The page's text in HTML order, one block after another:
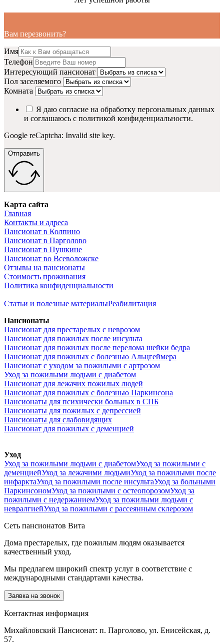
Вам перезвонить?
Имя
Телефон
Интересующий пансионат
Пол заселяемого
Комната
Я даю согласие на обработку персональных данных
и соглашаюсь с политикой конфиденциальности.
Google reCaptcha: Invalid site key.
Отправить
Карта сайта
Главная
Контакты и адреса
Пансионат в Колпино
Пансионат в Парголово
Пансионат в Пушкине
Пансионат во Всеволожске
Отзывы на пансионаты
Стоимость проживания
Политика конфиденциальности
Статьи и полезные материалыРеабилитация
Пансионаты
Пансионат для престарелых с неврозом
Пансионат для пожилых после инсульта
Пансионат для пожилых после перелома шейки бедра
Пансионат для пожилых с болезнью Альцгеймера
Пансионат с уходом за пожилыми с артрозом
Уход за пожилыми людьми с диабетом
Пансионат для лежачих пожилых людей
Пансионат для пожилых с болезнью Паркинсона
Пансионаты для психически больных в СПБ
Пансионаты для пожилых с депрессией
Пансионаты для слабовидящих
Пансионат для пожилых с деменцией
Уход
Уход за пожилыми людьми с диабетомУход за пожилыми с
деменциейУход за лежачими людьмиУход за пожилыми после
инфарктаУход за пожилыми после инсультаУход за больными
ПаркинсономУход за пожилыми с остеопорозомУход за
пожилыми с недержаниемУход за пожилыми людьми с
невралгиейУход за пожилыми с рассеянным склерозом
Сеть пансионатов Вита
Дома престарелых, где пожилым людям оказывается
качественный уход.
Мы предлагем широкий спектр услуг в соответствие с
международными стандартами качества.
Заявка на звонок
Контактная информация
Михайловский Пансионат: п. Парголово, ул. Енисейская, д.
57.